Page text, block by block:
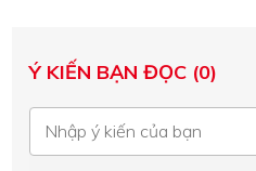
Ý KIẾN BẠN ĐỌC (0)